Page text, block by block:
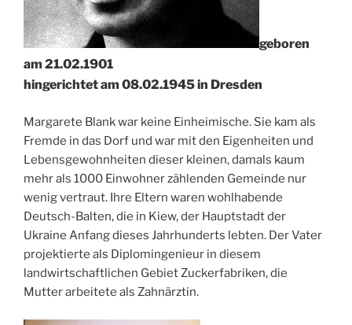
geboren
am 21.02.1901
hingerichtet am 08.02.1945 in Dresden
Margarete Blank war keine Einheimische. Sie kam als
Fremde in das Dorf und war mit den Eigenheiten und
Lebensgewohnheiten dieser kleinen, damals kaum
mehr als 1000 Einwohner zählenden Gemeinde nur
wenig vertraut. Ihre Eltern waren wohlhabende
Deutsch-Balten, die in Kiew, der Hauptstadt der
Ukraine Anfang dieses Jahrhunderts lebten. Der Vater
projektierte als Diplomingenieur in diesem
landwirtschaftlichen Gebiet Zuckerfabriken, die
Mutter arbeitete als Zahnärztin.